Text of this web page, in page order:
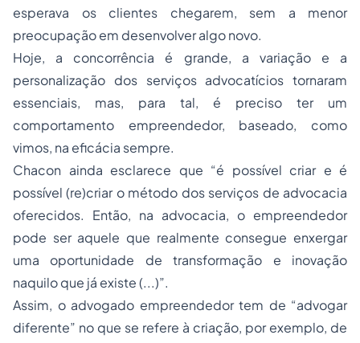
esperava os clientes chegarem, sem a menor
preocupação em desenvolver algo novo.
Hoje, a concorrência é grande, a variação e a
personalização dos serviços advocatícios tornaram
essenciais, mas, para tal, é preciso ter um
comportamento empreendedor, baseado, como
vimos, na eficácia sempre.
Chacon ainda esclarece que “é possível criar e é
possível (re)criar o método dos serviços de advocacia
oferecidos. Então, na advocacia, o empreendedor
pode ser aquele que realmente consegue enxergar
uma oportunidade de transformação e inovação
naquilo que já existe (...)”.
Assim, o advogado empreendedor tem de “advogar
diferente” no que se refere à criação, por exemplo, de